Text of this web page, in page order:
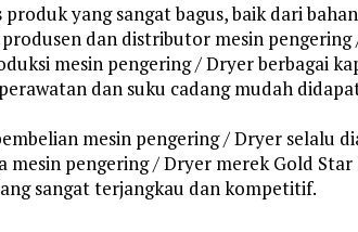
yang sangat bagus, baik dari
produsen dan distributor mesin pengering
mesin pengering / Dryer berbagai
dan suku cadang mudah
mesin pengering / Dryer selalu
mesin pengering / Dryer merek Gold
sangat terjangkau dan kompetitif.